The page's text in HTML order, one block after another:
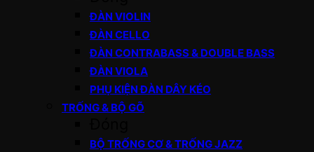
ĐÀN VIOLIN
ĐÀN CELLO
ĐÀN CONTRABASS & DOUBLE BASS
ĐÀN VIOLA
PHỤ KIỆN ĐÀN DÂY KÉO
TRỐNG & BỘ GÕ
BỘ TRỐNG CƠ & TRỐNG JAZZ